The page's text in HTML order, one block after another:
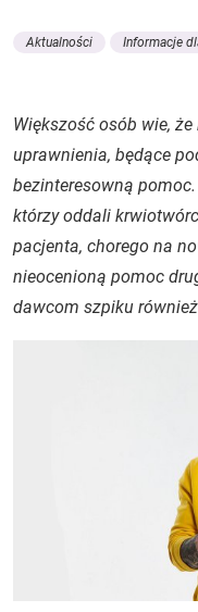
Aktualności Informacje
Większość osób wie,
uprawnienia, będące
bezinteresowną
którzy oddali
pacjenta, chorego na
nieocenioną pomoc
dawcom szpiku